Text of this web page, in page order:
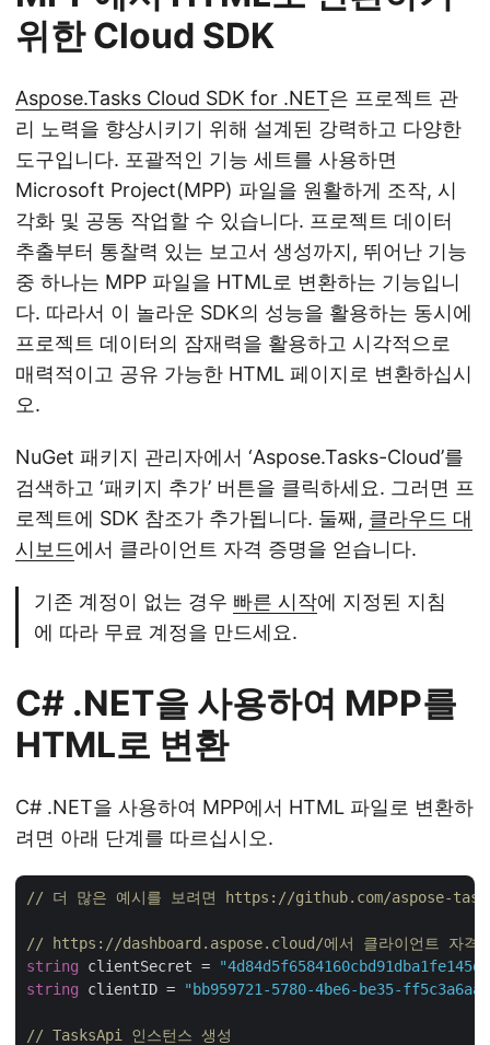
위한 Cloud SDK
Aspose.Tasks Cloud SDK for .NET은 프로젝트 관
리 노력을 향상시키기 위해 설계된 강력하고 다양한
도구입니다. 포괄적인 기능 세트를 사용하면
Microsoft Project(MPP) 파일을 원활하게 조작, 시
각화 및 공동 작업할 수 있습니다. 프로젝트 데이터
추출부터 통찰력 있는 보고서 생성까지, 뛰어난 기능
중 하나는 MPP 파일을 HTML로 변환하는 기능입니
다. 따라서 이 놀라운 SDK의 성능을 활용하는 동시에
프로젝트 데이터의 잠재력을 활용하고 시각적으로
매력적이고 공유 가능한 HTML 페이지로 변환하십시
오.
NuGet 패키지 관리자에서 ‘Aspose.Tasks-Cloud’를
검색하고 ‘패키지 추가’ 버튼을 클릭하세요. 그러면 프
로젝트에 SDK 참조가 추가됩니다. 둘째, 클라우드 대
시보드에서 클라이언트 자격 증명을 얻습니다.
기존 계정이 없는 경우 빠른 시작에 지정된 지침
에 따라 무료 계정을 만드세요.
C# .NET을 사용하여 MPP를
HTML로 변환
C# .NET을 사용하여 MPP에서 HTML 파일로 변환하
려면 아래 단계를 따르십시오.
// 더 많은 예시를 보려면 https://github.com/aspose-
// https://dashboard.aspose.cloud/에서 클라이언트 자격
string clientSecret =
string clientID = "bb959721-5780-4be6-be35-
// TasksApi 인스턴스 생성